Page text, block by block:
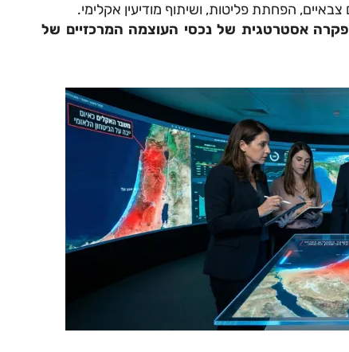
הפחתת פליטות, ושיתוף מודיעין אקלימי.
אסטרטגית של נכסי העוצמה המרכזיים של